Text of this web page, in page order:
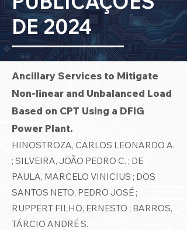
DE 2024
Ancillary Services to Mitigate
Non-linear and Unbalanced Load
Based on CPT Using a DFIG
Power Plant.
HINOSTROZA, CARLOS LEONARDO A.
; SILVEIRA, JOÃO PEDRO C. ; DE
PAULA, MARCELO VINICIUS ; DOS
SANTOS NETO, PEDRO JOSÉ ;
RUPPERT FILHO, ERNESTO ; BARROS,
TÁRCIO ANDRÉ S.